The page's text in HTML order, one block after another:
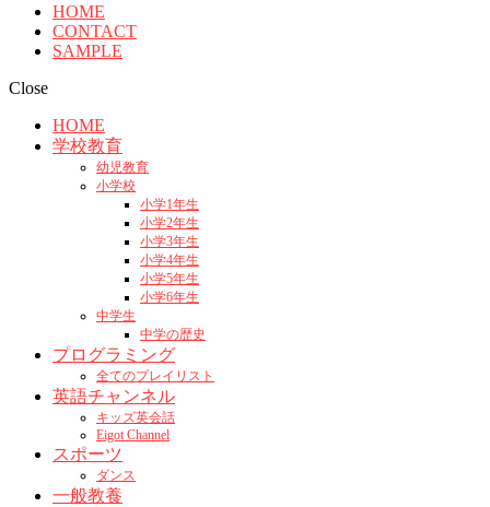
HOME
CONTACT
SAMPLE
Close
HOME
学校教育
幼児教育
小学校
小学1年生
小学2年生
小学3年生
小学4年生
小学5年生
小学6年生
中学生
中学の歴史
プログラミング
全てのプレイリスト
英語チャンネル
キッズ英会話
Eigot Channel
スポーツ
ダンス
一般教養